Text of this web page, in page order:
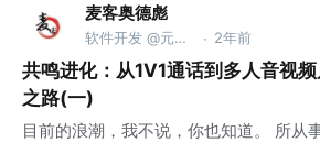
麦客奥德彪
软件开发 @元石科技 · 2年前
共鸣进化：从1V1通话到多人音视
之路(一)
目前的浪潮，我不说，你也知道。 所从